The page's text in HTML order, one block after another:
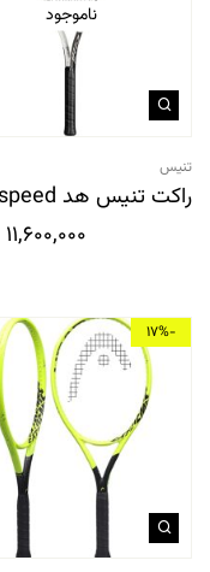
ناموجود
تنیس
راکت تنیس هد Geo speed
11,600,000
-17%